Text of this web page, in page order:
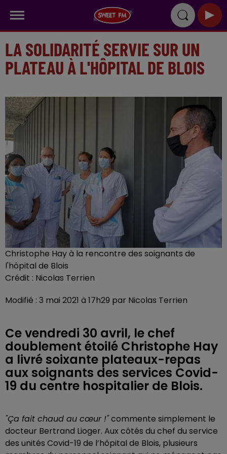
LA SOLIDARITÉ SERVIE SUR UN
PLATEAU À L'HÔPITAL DE BLOIS
Christophe Hay à la rencontre des soignants de
l'hôpital de Blois
Crédit : Nicolas Terrien
Modifié : 3 mai 2021 à 17h29 par Nicolas Terrien
Ce vendredi 30 avril, le chef
doublement étoilé Christophe Hay
a livré soixante plateaux-repas
aux soignants des services Covid-
19 du centre hospitalier de Blois.
"Ça fait chaud au cœur !"commente simplement le
docteur Bertrand Lioger. Aux côtés du chef du service
des unités Covid-19 de l’hôpital de Blois, plusieurs